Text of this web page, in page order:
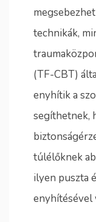
technikák,
(TF-CBT)
enyhítik a
segíthetnek,
túlélőknek
ilyen puszta
enyhítésével